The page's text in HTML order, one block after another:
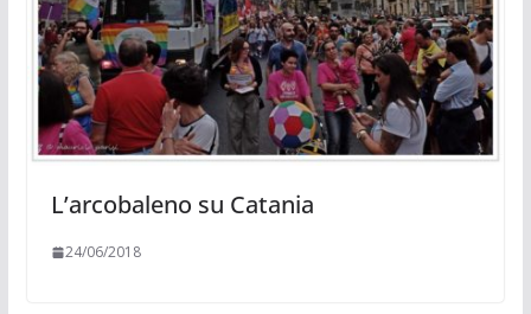
L’arcobaleno su Catania
24/06/2018